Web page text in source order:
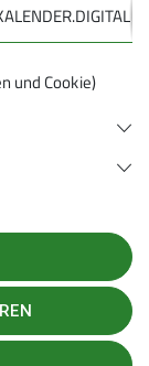
Einstellungen
und Cookie)